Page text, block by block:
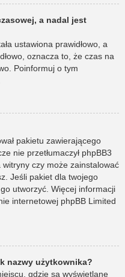
a nadal jest
ustawiona prawidłowo, a
oznacza to, że czas na
Poinformuj o tym
pakietu zawierającego
nie przetłumaczył phpBB3
czy może zainstalować
Jeśli pakiet dla twojego
utworzyć. Więcej informacji
internetowej phpBB Limited
nazwy użytkownika?
gdzie są wyświetlane